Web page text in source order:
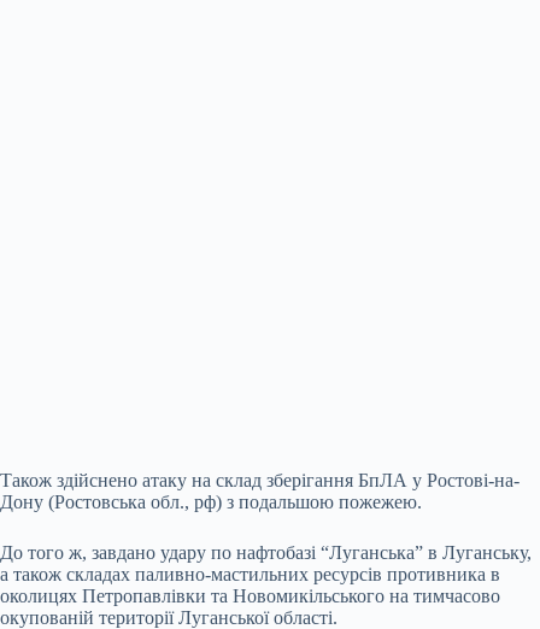
Також здійснено атаку на склад зберігання БпЛА у Ростові-на-
Дону (Ростовська обл., рф) з подальшою пожежею.
До того ж, завдано удару по нафтобазі “Луганська” в Луганську,
а також складах паливно-мастильних ресурсів противника в
околицях Петропавлівки та Новомикільського на тимчасово
окупованій території Луганської області.